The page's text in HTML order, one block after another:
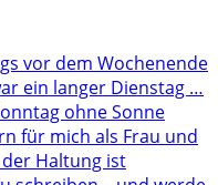
vor dem Wochenende
ein langer Dienstag …
ohne Sonne
für mich als Frau und
Haltung ist